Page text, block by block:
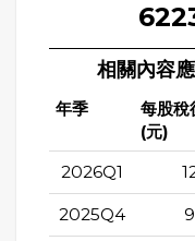
相關內容
年季
每股稅
(元)
2026Q1
2025Q4